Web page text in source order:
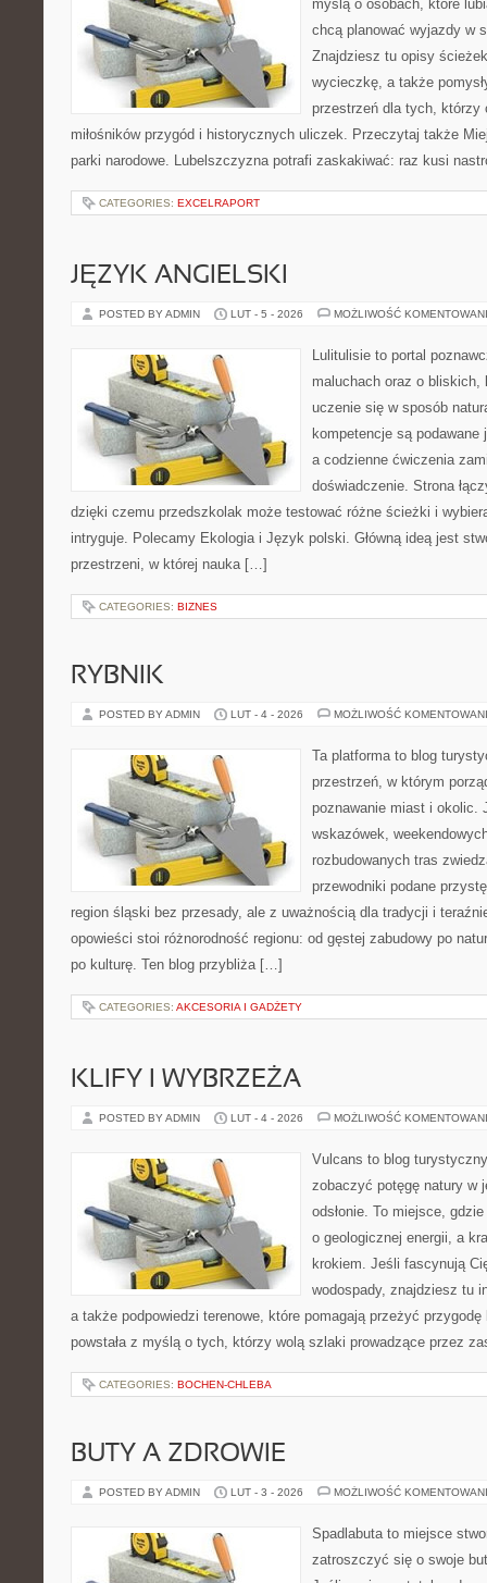
myślą o osobach, które
chcą planować wyjazdy w
Znajdziesz tu opisy
wycieczkę, a także
przestrzeń dla tych, którzy
miłośników przygód i historycznych uliczek. Przeczytaj także
parki narodowe. Lubelszczyzna potrafi zaskakiwać: raz kusi
CATEGORIES: EXCELRAPORT
JĘZYK ANGIELSKI
POSTED BY ADMIN LUT - 5 - 2026 MOŻLIWOŚĆ
Lulitulisie to portal
maluchach oraz o
uczenie się w sposób
kompetencje są
a codzienne ćwiczenia
doświadczenie. Strona
dzięki czemu przedszkolak może testować różne ścieżki i
intryguje. Polecamy Ekologia i Język polski. Główną ideą jest
przestrzeni, w której nauka […]
CATEGORIES: BIZNES
RYBNIK
POSTED BY ADMIN LUT - 4 - 2026 MOŻLIWOŚĆ
Ta platforma to blog
przestrzeń, w którym
poznawanie miast i okolic.
wskazówek,
rozbudowanych tras
przewodniki podane
region śląski bez przesady, ale z uważnością dla tradycji i
opowieści stoi różnorodność regionu: od gęstej zabudowy po
po kulturę. Ten blog przybliża […]
CATEGORIES: AKCESORIA I GADŻETY
KLIFY I WYBRZEŻA
POSTED BY ADMIN LUT - 4 - 2026 MOŻLIWOŚĆ
Vulcans to blog
zobaczyć potęgę natury w
odsłonie. To miejsce,
o geologicznej energii, a
krokiem. Jeśli fascynują
wodospady, znajdziesz tu
a także podpowiedzi terenowe, które pomagają przeżyć
powstała z myślą o tych, którzy wolą szlaki prowadzące przez
CATEGORIES: BOCHEN-CHLEBA
BUTY A ZDROWIE
POSTED BY ADMIN LUT - 3 - 2026 MOŻLIWOŚĆ
Spadlabuta to miejsce
zatroszczyć się o swoje